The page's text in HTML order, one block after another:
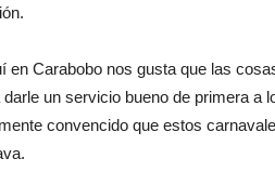
en Carabobo nos gusta que las
darle un servicio bueno de primera a
convencido que estos